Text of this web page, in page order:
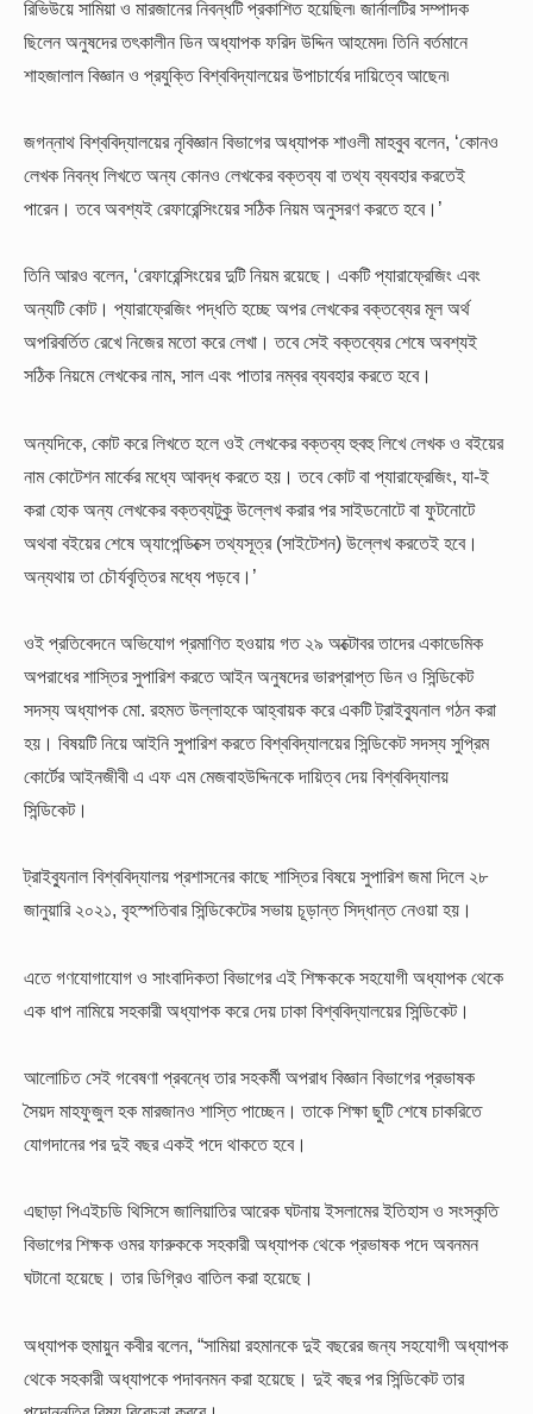
রিভিউয়ে সামিয়া ও মারজানের নিবন্ধটি প্রকাশিত হয়েছিল৷ জার্নালটির সম্পাদক
ছিলেন অনুষদের তৎকালীন ডিন অধ্যাপক ফরিদ উদ্দিন আহমেদ৷ তিনি বর্তমানে
শাহজালাল বিজ্ঞান ও প্রযুক্তি বিশ্ববিদ্যালয়ের উপাচার্যের দায়িত্বে আছেন৷
জগন্নাথ বিশ্ববিদ্যালয়ের নৃবিজ্ঞান বিভাগের অধ্যাপক শাওলী মাহবুব বলেন, ‘কোনও
লেখক নিবন্ধ লিখতে অন্য কোনও লেখকের বক্তব্য বা তথ্য ব্যবহার করতেই
পারেন। তবে অবশ্যই রেফারেন্সিংয়ের সঠিক নিয়ম অনুসরণ করতে হবে।’
তিনি আরও বলেন, ‘রেফারেন্সিংয়ের দুটি নিয়ম রয়েছে। একটি প্যারাফ্রেজিং এবং
অন্যটি কোট। প্যারাফ্রেজিং পদ্ধতি হচ্ছে অপর লেখকের বক্তব্যের মূল অর্থ
অপরিবর্তিত রেখে নিজের মতো করে লেখা। তবে সেই বক্তব্যের শেষে অবশ্যই
সঠিক নিয়মে লেখকের নাম, সাল এবং পাতার নম্বর ব্যবহার করতে হবে।
অন্যদিকে, কোট করে লিখতে হলে ওই লেখকের বক্তব্য হুবহু লিখে লেখক ও বইয়ের
নাম কোটেশন মার্কের মধ্যে আবদ্ধ করতে হয়। তবে কোট বা প্যারাফ্রেজিং, যা-ই
করা হোক অন্য লেখকের বক্তব্যটুকু উল্লেখ করার পর সাইডনোটে বা ফুটনোটে
অথবা বইয়ের শেষে অ্যাপেন্ডিক্সে তথ্যসূত্র (সাইটেশন) উল্লেখ করতেই হবে।
অন্যথায় তা চৌর্যবৃত্তির মধ্যে পড়বে।’
ওই প্রতিবেদনে অভিযোগ প্রমাণিত হওয়ায় গত ২৯ অক্টোবর তাদের একাডেমিক
অপরাধের শাস্তির সুপারিশ করতে আইন অনুষদের ভারপ্রাপ্ত ডিন ও সিন্ডিকেট
সদস্য অধ্যাপক মো. রহমত উল্লাহকে আহ্বায়ক করে একটি ট্রাইব্যুনাল গঠন করা
হয়। বিষয়টি নিয়ে আইনি সুপারিশ করতে বিশ্ববিদ্যালয়ের সিন্ডিকেট সদস্য সুপ্রিম
কোর্টের আইনজীবী এ এফ এম মেজবাহউদ্দিনকে দায়িত্ব দেয় বিশ্ববিদ্যালয়
সিন্ডিকেট।
ট্রাইব্যুনাল বিশ্ববিদ্যালয় প্রশাসনের কাছে শাস্তির বিষয়ে সুপারিশ জমা দিলে ২৮
জানুয়ারি ২০২১, বৃহস্পতিবার সিন্ডিকেটের সভায় চূড়ান্ত সিদ্ধান্ত নেওয়া হয়।
এতে গণযোগাযোগ ও সাংবাদিকতা বিভাগের এই শিক্ষককে সহযোগী অধ্যাপক থেকে
এক ধাপ নামিয়ে সহকারী অধ্যাপক করে দেয় ঢাকা বিশ্ববিদ্যালয়ের সিন্ডিকেট।
আলোচিত সেই গবেষণা প্রবন্ধে তার সহকর্মী অপরাধ বিজ্ঞান বিভাগের প্রভাষক
সৈয়দ মাহফুজুল হক মারজানও শাস্তি পাচ্ছেন। তাকে শিক্ষা ছুটি শেষে চাকরিতে
যোগদানের পর দুই বছর একই পদে থাকতে হবে।
এছাড়া পিএইচডি থিসিসে জালিয়াতির আরেক ঘটনায় ইসলামের ইতিহাস ও সংস্কৃতি
বিভাগের শিক্ষক ওমর ফারুককে সহকারী অধ্যাপক থেকে প্রভাষক পদে অবনমন
ঘটানো হয়েছে। তার ডিগ্রিও বাতিল করা হয়েছে।
অধ্যাপক হুমায়ুন কবীর বলেন, “সামিয়া রহমানকে দুই বছরের জন্য সহযোগী অধ্যাপক
থেকে সহকারী অধ্যাপকে পদাবনমন করা হয়েছে। দুই বছর পর সিন্ডিকেট তার